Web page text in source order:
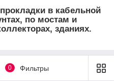
в кабельной
по мостам и
зданиях.
0 Фильтры